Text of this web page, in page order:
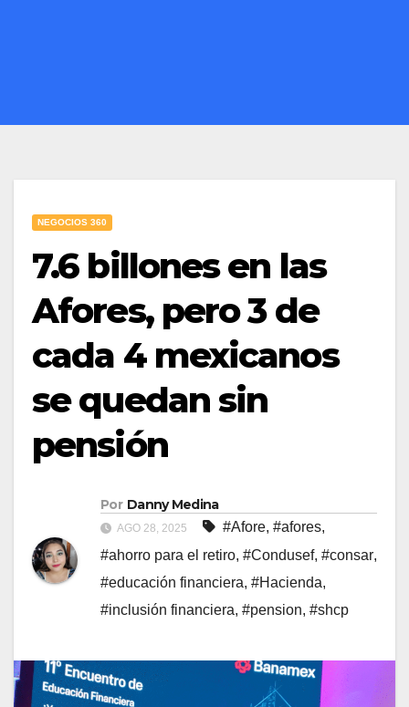
NEGOCIOS 360
7.6 billones en las
Afores, pero 3 de
cada 4 mexicanos
se quedan sin
pensión
Por Danny Medina
AGO 28, 2025 #Afore, #afores,
#ahorro para el retiro, #Condusef, #consar,
#educación financiera, #Hacienda,
#inclusión financiera, #pension, #shcp